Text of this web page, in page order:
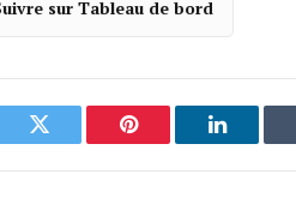
sur Tableau de bord
Twitter Pinterest LinkedIn